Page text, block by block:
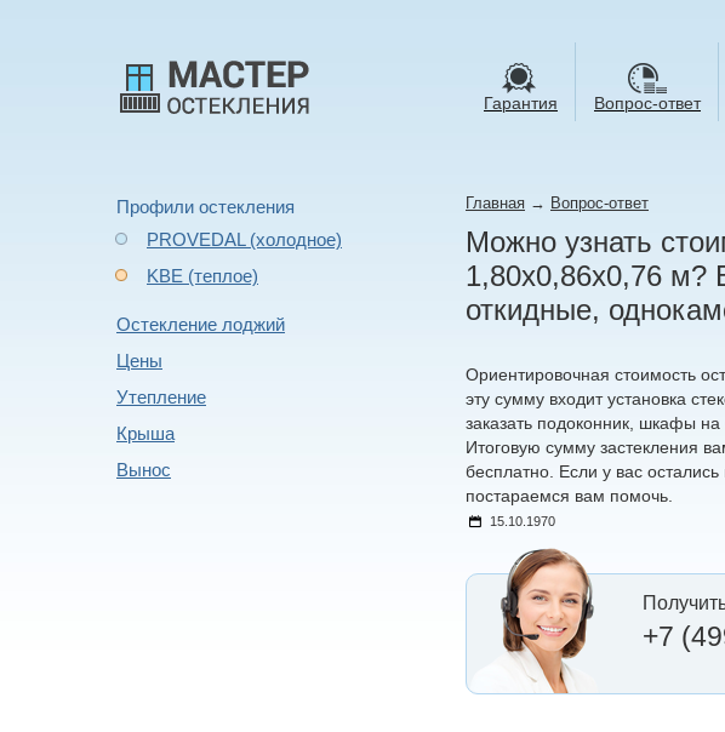
Гарантия Вопрос-ответ
Профили остекления
PROVEDAL (холодное)
KBE (теплое)
Остекление лоджий
Цены
Утепление
Крыша
Вынос
Главная → Вопрос-ответ
Можно узнать
1,80х0,86х0,76 м?
откидные,
Ориентировочная стоимость
эту сумму входит установка
заказать подоконник, шкафы на
Итоговую сумму застекления
бесплатно. Если у вас
постараемся вам помочь.
15.10.1970
+7